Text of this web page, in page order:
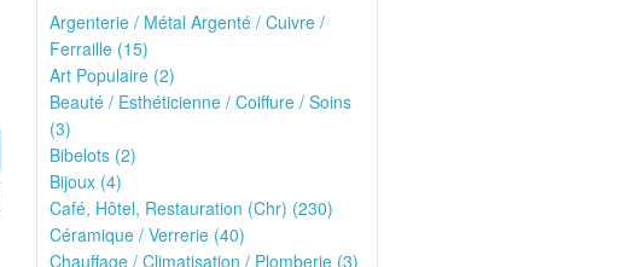
Argenterie / Métal Argenté / Cuivre /
Ferraille (15)
Art Populaire (2)
Beauté / Esthéticienne / Coiffure / Soins
(3)
Bibelots (2)
Bijoux (4)
Café, Hôtel, Restauration (Chr) (230)
Céramique / Verrerie (40)
Chauffage / Climatisation / Plomberie (3)